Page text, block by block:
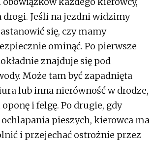
drogi. Jeśli na jezdni widzimy
się, czy mamy
ominąć. Po pierwsze
znajduje się pod
Może tam być zapadnięta
lub inna nierówność w drodze,
i felgę. Po drugie, gdy
pieszych, kierowca ma
i przejechać ostrożnie przez